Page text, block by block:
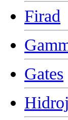
Firad
Gates